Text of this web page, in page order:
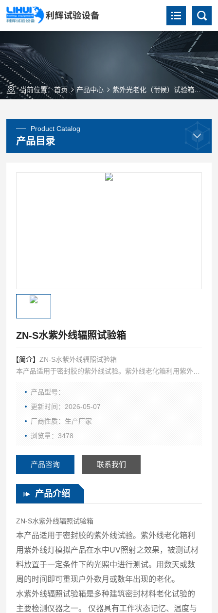
当前位置：首页 产品中心 紫外光老化（耐候）试验箱 ZN-
Product Catalog
产品目录
ZN-S水紫外线辐照试验箱
【简介】 ZN-S水紫外线辐照试验箱
本产品适用于密封胶的紫外线试验。紫外线老化箱利用紫外线
件下的光照中进行测试。用数天或数周的时间即可重现户外数
月或数年出现的老化。
产品型号：
更新时间：2026-05-07
厂商性质：生产厂家
浏览量：3478
产品咨询 联系我们
产品介绍
ZN-S水紫外线辐照试验箱
本产品适用于密封胶的紫外线试验。紫外线老化箱利
用紫外线灯模拟产品在水中UV照射之效果，被测试材
料放置于一定条件下的光照中进行测试。用数天或数
周的时间即可重现户外数月或数年出现的老化。
水紫外线辐照试验箱是多种建筑密封材料老化试验的
主要检测仪器之一。 仪器具有工作状态记忆、温度与